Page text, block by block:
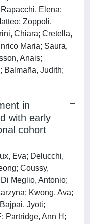
Elena;
Zoppoli,
Chiara; Cretella,
Maria; Saura,
Anais;
Balmaña, Judith;
in
with early
cohort
Eva; Delucchi,
Coussy,
Meglio, Antonio;
Kwong, Ava;
Jyoti;
Partridge, Ann H;